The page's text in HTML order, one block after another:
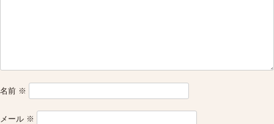
名前 ※
メール ※